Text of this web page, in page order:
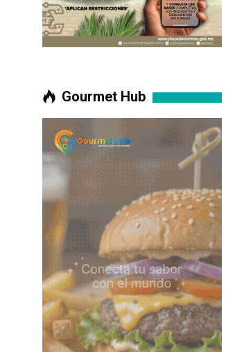
Gourmet Hub